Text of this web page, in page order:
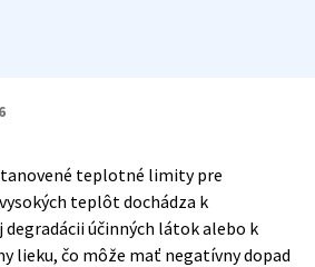
teplotné limity pre
teplôt dochádza k
účinných látok alebo k
lieku, čo môže mať negatívny dopad